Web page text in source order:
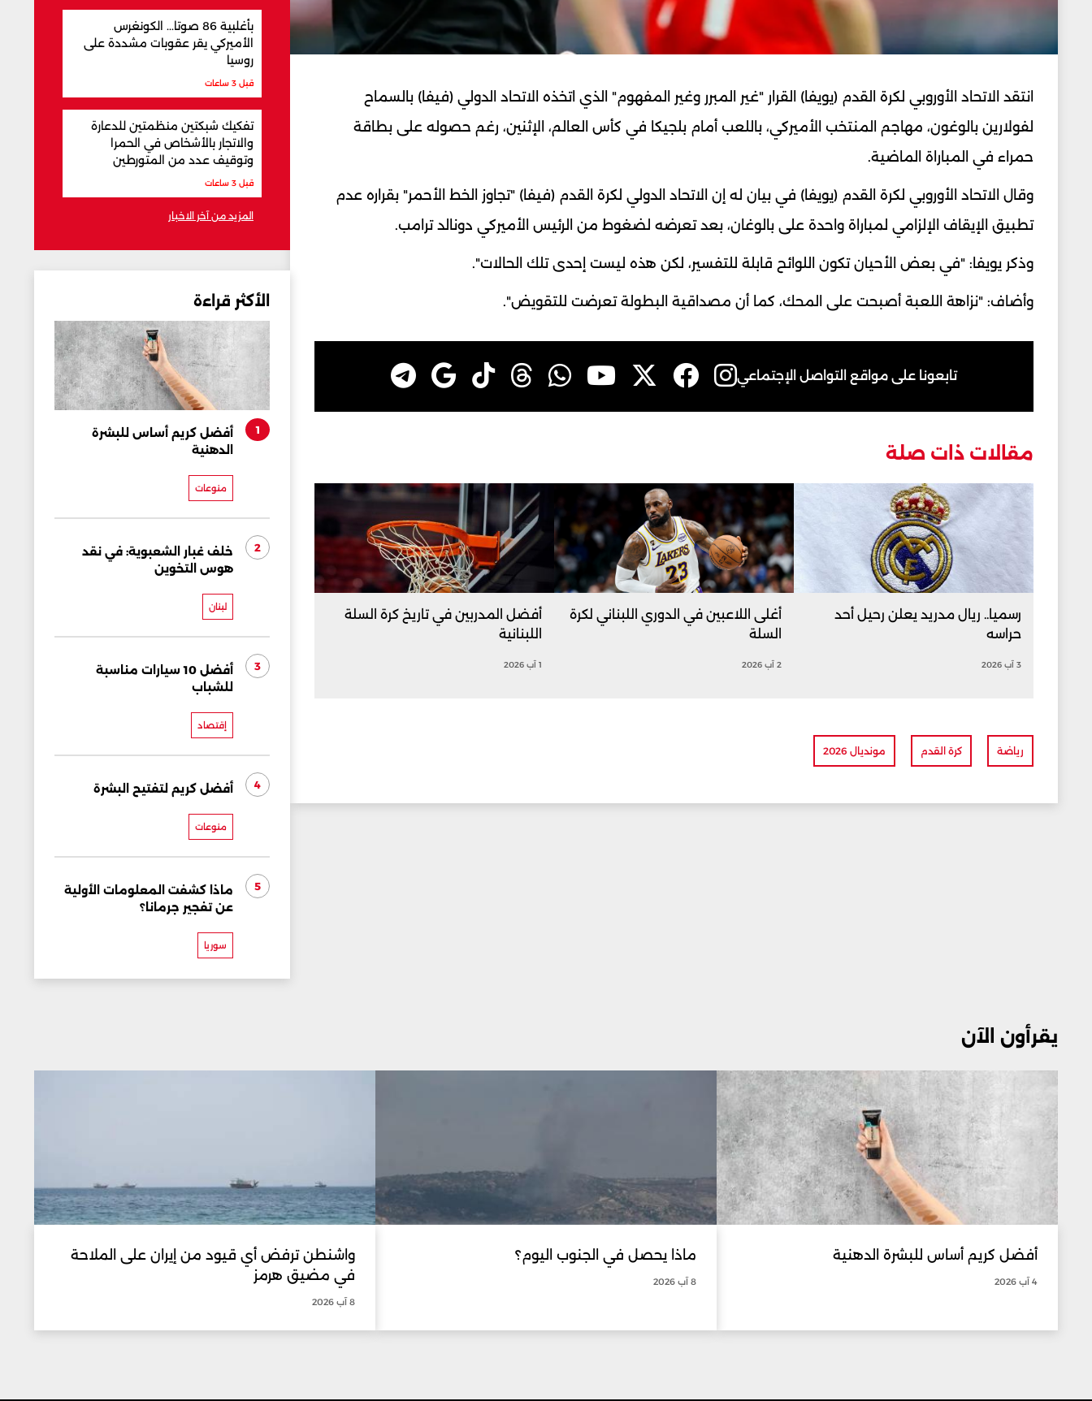
انتقد الاتحاد الأوروبي لكرة القدم (يويفا) القرار "غير المبرر وغير المفهوم" الذي اتخذه الاتحاد الدولي (فيفا) بالسماح
لفولارين بالوغون، مهاجم المنتخب الأميركي، باللعب أمام بلجيكا في كأس العالم، الإثنين، رغم حصوله على بطاقة
حمراء في المباراة الماضية.
وقال الاتحاد الأوروبي لكرة القدم (يويفا) في بيان له إن الاتحاد الدولي لكرة القدم (فيفا) "تجاوز الخط الأحمر" بقراره عدم
تطبيق الإيقاف الإلزامي لمباراة واحدة على بالوغان، بعد تعرضه لضغوط من الرئيس الأميركي دونالد ترامب.
وذكر يويفا: "في بعض الأحيان تكون اللوائح قابلة للتفسير، لكن هذه ليست إحدى تلك الحالات".
وأضاف: "نزاهة اللعبة أصبحت على المحك، كما أن مصداقية البطولة تعرضت للتقويض".
تابعونا على مواقع التواصل الإجتماعي
مقالات ذات صلة
رسميا.. ريال مدريد يعلن رحيل أحد
حراسه
3 آب 2026
أغلى اللاعبين في الدوري اللبناني لكرة
السلة
2 آب 2026
أفضل المدربين في تاريخ كرة السلة
اللبنانية
1 آب 2026
رياضة كرة القدم مونديال 2026
بأغلبية 86 صوتا... الكونغرس
الأميركي يقر عقوبات مشددة على
روسيا
قبل 3 ساعات
تفكيك شبكتين منظمتين للدعارة
والاتجار بالأشخاص في الحمرا
وتوقيف عدد من المتورطين
قبل 3 ساعات
المزيد من آخر الاخبار
الأكثر قراءة
1
أفضل كريم أساس للبشرة
الدهنية
منوعات
2
خلف غبار الشعبوية: في نقد
هوس التخوين
لبنان
3
أفضل 10 سيارات مناسبة
للشباب
إقتصاد
4 أفضل كريم لتفتيح البشرة
منوعات
5
ماذا كشفت المعلومات الأولية
عن تفجير جرمانا؟
سوريا
يقرأون الآن
أفضل كريم أساس للبشرة الدهنية
4 آب 2026
ماذا يحصل في الجنوب اليوم؟
8 آب 2026
واشنطن ترفض أي قيود من إيران على الملاحة
في مضيق هرمز
8 آب 2026